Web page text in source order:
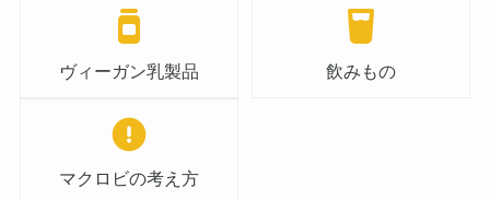
ヴィーガン乳製品 飲みもの
マクロビの考え方